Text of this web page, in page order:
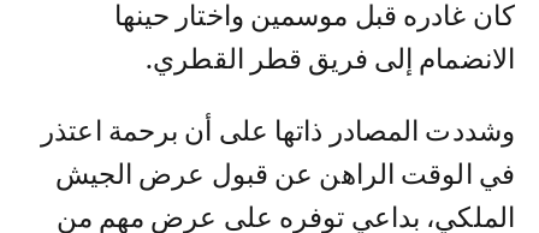
كان غادره قبل موسمين واختار حينها
الانضمام إلى فريق قطر القطري.
وشددت المصادر ذاتها على أن برحمة اعتذر
في الوقت الراهن عن قبول عرض الجيش
الملكي، بداعي توفره على عرض مهم من